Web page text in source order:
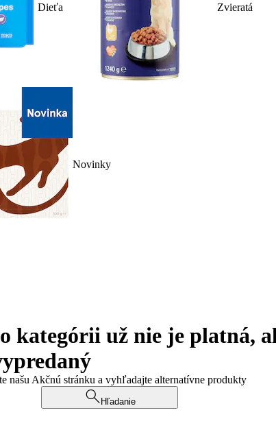
Dieťa Zvieratá
Novinky
kategórii už nie je platná,
našu Akčnú stránku a vyhľadajte alternatívne produkty
Hľadanie